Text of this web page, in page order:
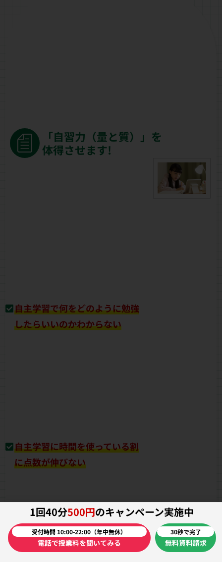
「自習力（量と質）」を
体得させます!
自主学習で何をどのように勉強
したらいいのかわからない
自主学習に時間を使っている割
に点数が伸びない
1回40分500円のキャンペーン実施中
受付時間 10:00-22:00（年中無休）
電話で授業料を聞いてみる
30秒で完了
無料資料請求